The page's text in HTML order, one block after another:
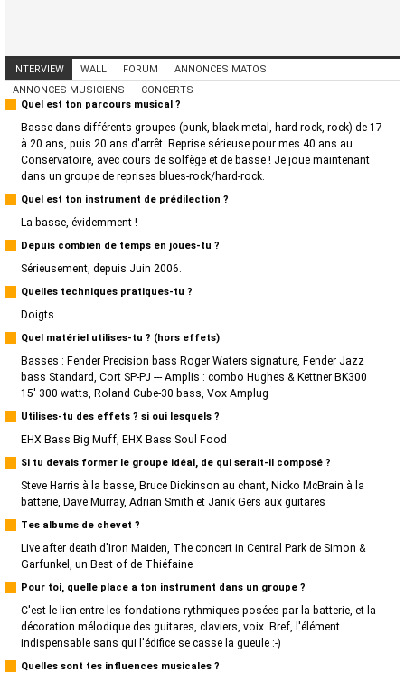
INTERVIEW WALL FORUM
ANNONCES MATOS
ANNONCES MUSICIENS
CONCERTS
Quel est ton parcours musical ?
Basse dans différents groupes (punk, black-metal, hard-rock, rock) de 17
à 20 ans, puis 20 ans d'arrêt. Reprise sérieuse pour mes 40 ans au
Conservatoire, avec cours de solfège et de basse ! Je joue maintenant
dans un groupe de reprises blues-rock/hard-rock.
Quel est ton instrument de prédilection ?
La basse, évidemment !
Depuis combien de temps en joues-tu ?
Sérieusement, depuis Juin 2006.
Quelles techniques pratiques-tu ?
Doigts
Quel matériel utilises-tu ? (hors effets)
Basses : Fender Precision bass Roger Waters signature, Fender Jazz
bass Standard, Cort SP-PJ --- Amplis : combo Hughes & Kettner BK300
15' 300 watts, Roland Cube-30 bass, Vox Amplug
Utilises-tu des effets ? si oui lesquels ?
EHX Bass Big Muff, EHX Bass Soul Food
Si tu devais former le groupe idéal, de qui serait-il composé ?
Steve Harris à la basse, Bruce Dickinson au chant, Nicko McBrain à la
batterie, Dave Murray, Adrian Smith et Janik Gers aux guitares
Tes albums de chevet ?
Live after death d'Iron Maiden, The concert in Central Park de Simon &
Garfunkel, un Best of de Thiéfaine
Pour toi, quelle place a ton instrument dans un groupe ?
C'est le lien entre les fondations rythmiques posées par la batterie, et la
décoration mélodique des guitares, claviers, voix. Bref, l'élément
indispensable sans qui l'édifice se casse la gueule :-)
Quelles sont tes influences musicales ?